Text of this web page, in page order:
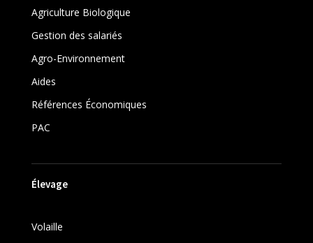
Agriculture Biologique
Gestion des salariés
Agro-Environnement
Aides
Références Économiques
PAC
Élevage
Volaille